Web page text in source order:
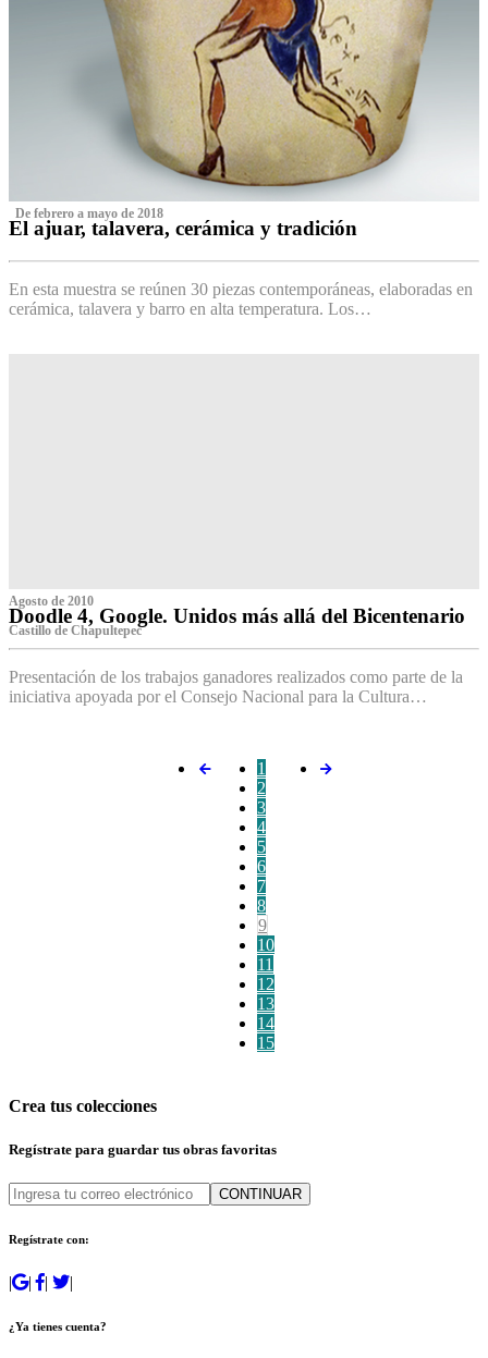
‌ De febrero a mayo de 2018
El ajuar, talavera, cerámica y tradición
En esta muestra se reúnen 30 piezas contemporáneas, elaboradas en
cerámica, talavera y barro en alta temperatura. Los…
Agosto de 2010
Doodle 4, Google. Unidos más allá del Bicentenario
Castillo de Chapultepec
Presentación de los trabajos ganadores realizados como parte de la
iniciativa apoyada por el Consejo Nacional para la Cultura…
1
2
3
4
5
6
7
8
9
10
11
12
13
14
15
Crea tus colecciones
Regístrate para guardar tus obras favoritas
CONTINUAR
Regístrate con:
| | | |
¿Ya tienes cuenta?